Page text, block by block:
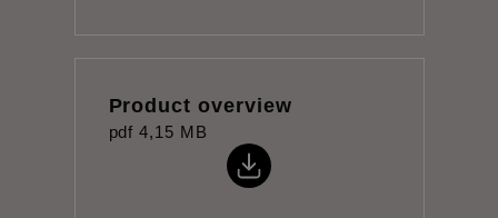
Product overview
pdf 4,15 MB